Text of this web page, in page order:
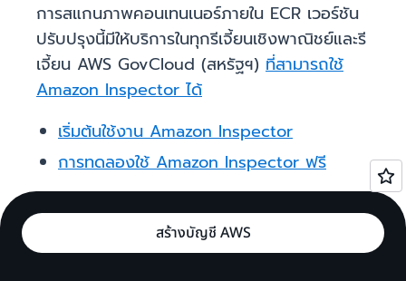
การสแกนภาพคอนเทนเนอร์ภายใน ECR เวอร์ชัน
ปรับปรุงนี้มีให้บริการในทุกรีเจี้ยนเชิงพาณิชย์และรี
เจี้ยน AWS GovCloud (สหรัฐฯ) ที่สามารถใช้
Amazon Inspector ได้
เริ่มต้นใช้งาน Amazon Inspector
การทดลองใช้ Amazon Inspector ฟรี
สร้างบัญชี AWS